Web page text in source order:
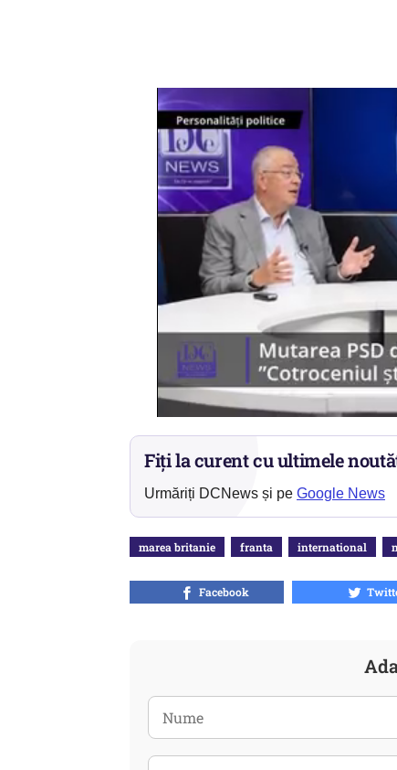
Fiți la curent cu ultimele
Urmăriți DCNews și pe Google News
marea britanie franta international
Facebook